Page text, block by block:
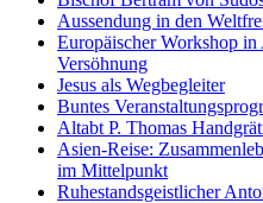
Aussendung in den
Europäischer Workshop
Versöhnung
Jesus als Wegbegleiter
Buntes
Altabt P. Thomas
Asien-Reise:
im Mittelpunkt
Ruhestandsgeistlicher